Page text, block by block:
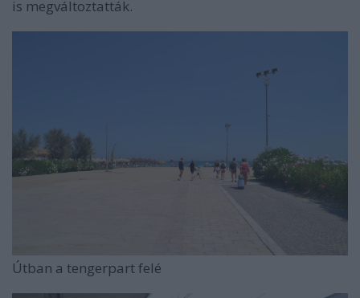
is megváltoztatták.
Útban a tengerpart felé